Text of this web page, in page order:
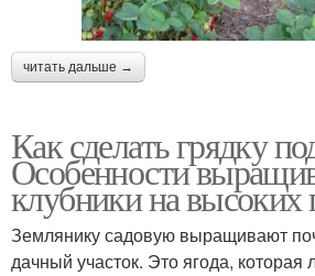
читать дальше →
Как сделать грядку
Особенности
клубники на высоких
Землянику садовую выращивают
дачный участок. Это ягода, которая